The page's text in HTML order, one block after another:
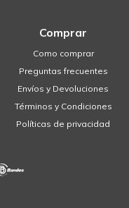
Comprar
Como comprar
Preguntas frecuentes
Envíos y Devoluciones
Términos y Condiciones
Políticas de privacidad